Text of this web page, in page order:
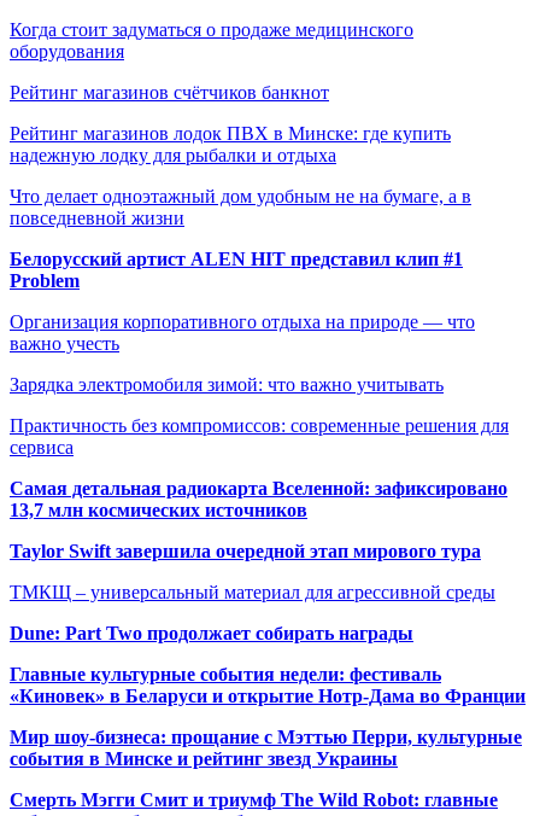
Когда стоит задуматься о продаже медицинского
оборудования
Рейтинг магазинов счётчиков банкнот
Рейтинг магазинов лодок ПВХ в Минске: где купить
надежную лодку для рыбалки и отдыха
Что делает одноэтажный дом удобным не на бумаге, а в
повседневной жизни
Белорусский артист ALEN HIT представил клип #1
Problem
Организация корпоративного отдыха на природе — что
важно учесть
Зарядка электромобиля зимой: что важно учитывать
Практичность без компромиссов: современные решения для
сервиса
Самая детальная радиокарта Вселенной: зафиксировано
13,7 млн космических источников
Taylor Swift завершила очередной этап мирового тура
ТМКЩ – универсальный материал для агрессивной среды
Dune: Part Two продолжает собирать награды
Главные культурные события недели: фестиваль
«Киновек» в Беларуси и открытие Нотр-Дама во Франции
Мир шоу-бизнеса: прощание с Мэттью Перри, культурные
события в Минске и рейтинг звезд Украины
Смерть Мэгги Смит и триумф The Wild Robot: главные